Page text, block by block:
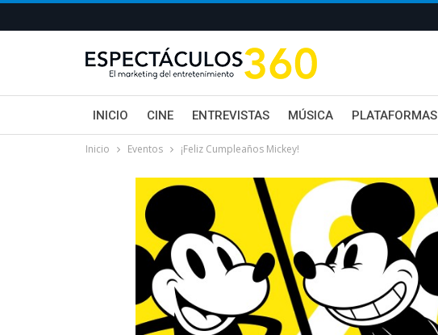
INICIO CINE ENTREVISTAS MÚSICA PLATAFORMAS
Inicio Eventos ¡Feliz Cumpleaños Mickey!